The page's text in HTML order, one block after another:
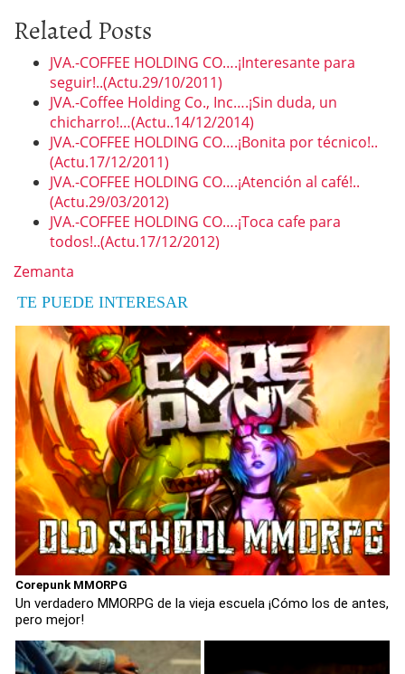
Related Posts
JVA.-COFFEE HOLDING CO….¡Interesante para
seguir!..(Actu.29/10/2011)
JVA.-Coffee Holding Co., Inc….¡Sin duda, un
chicharro!…(Actu..14/12/2014)
JVA.-COFFEE HOLDING CO….¡Bonita por técnico!..
(Actu.17/12/2011)
JVA.-COFFEE HOLDING CO….¡Atención al café!..
(Actu.29/03/2012)
JVA.-COFFEE HOLDING CO….¡Toca cafe para
todos!..(Actu.17/12/2012)
Zemanta
TE PUEDE INTERESAR
Corepunk MMORPG
Un verdadero MMORPG de la vieja escuela ¡Cómo los de antes,
pero mejor!